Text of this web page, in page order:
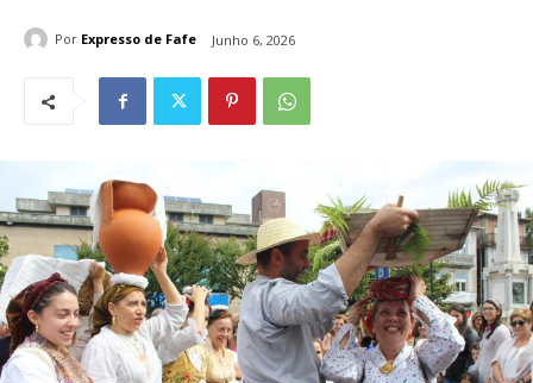
Por Expresso de Fafe Junho 6, 2026